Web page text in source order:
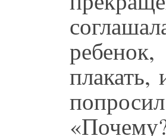
плакать,